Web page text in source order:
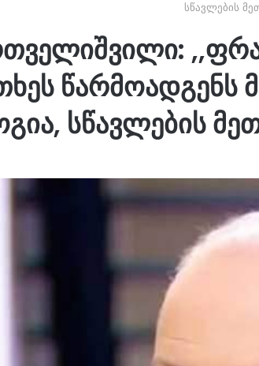
სწავლების
წარმოადგენს
სწავლების